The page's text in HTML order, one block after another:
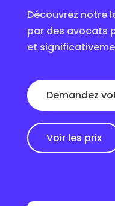
Découvrez notre
par des avocats
et
Demandez
Voir les prix